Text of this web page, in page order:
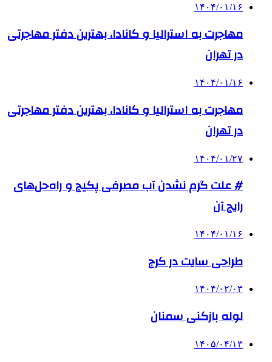
۱۴۰۴/۰۱/۱۶
مهاجرت به استرالیا و کانادا، بهترین دفتر مهاجرتی
در تهران
۱۴۰۴/۰۱/۱۶
مهاجرت به استرالیا و کانادا، بهترین دفتر مهاجرتی
در تهران
۱۴۰۴/۰۱/۲۷
# علت گرم نشدن آب مصرفی پکیج و راه‌حل‌های
رایج آن
۱۴۰۴/۰۱/۱۶
طراحی سایت در کرج
۱۴۰۴/۰۲/۰۳
لوله بازکنی سمنان
۱۴۰۵/۰۴/۱۳